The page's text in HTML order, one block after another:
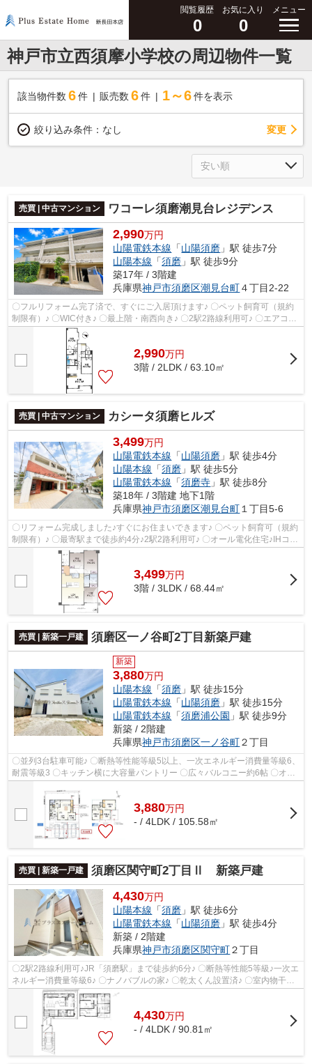
閲覧履歴
0
お気に入り
0
メニュー
神戸市立西須摩小学校の周辺物件一覧
該当物件数 6件 販売数 6 件 1～6 件を表示
絞り込み条件： なし 変更
売買 | 中古マンション ワコーレ須磨潮見台レジデンス
2,990万円
山陽電鉄本線 「山陽須磨 」駅 徒歩7分
山陽本線 「須磨 」駅 徒歩9分
築17年 / 3階建
兵庫県神戸市須磨区潮見台町４丁目2-22
〇フルリフォーム完了済で、すぐにご入居頂けます♪ 〇ペット飼育可（規約
制限有）♪ 〇WIC付き♪ 〇最上階・南西向き♪ 〇2駅2路線利用可♪ 〇エアコン
2,990万円
3階 / 2LDK / 63.10㎡
売買 | 中古マンション カシータ須磨ヒルズ
3,499万円
山陽電鉄本線 「山陽須磨 」駅 徒歩4分
山陽本線 「須磨 」駅 徒歩5分
山陽電鉄本線 「須磨寺 」駅 徒歩8分
築18年 / 3階建 地下1階
兵庫県神戸市須磨区潮見台町 １丁目5-6
〇リフォーム完成しました♪すぐにお住まいできます♪ 〇ペット飼育可（規約
制限有）♪ 〇最寄駅まで徒歩約4分♪2駅2路利用可♪ 〇オール電化住宅♪IHコン
ロでお掃除も楽々です♪ 〇閑静な住...
3,499万円
3階 / 3LDK / 68.44㎡
売買 | 新築一戸建 須磨区一ノ谷町2丁目新築戸建
新築
3,880万円
山陽本線 「須磨 」駅 徒歩15分
山陽電鉄本線 「山陽須磨 」駅 徒歩15分
山陽電鉄本線 「須磨浦公園 」駅 徒歩9分
新築 / 2階建
兵庫県神戸市須磨区一ノ谷町２丁目
〇並列3台駐車可能♪ 〇断熱等性能等級5以上、一次エネルギー消費量等級6、
耐震等級3 〇キッチン横に大容量パントリー 〇広々バルコニー約6帖 〇オー
3,880万円
- / 4LDK / 105.58㎡
売買 | 新築一戸建 須磨区関守町2丁目Ⅱ 新築戸建
4,430万円
山陽本線 「須磨 」駅 徒歩6分
山陽電鉄本線 「山陽須磨 」駅 徒歩4分
新築 / 2階建
兵庫県神戸市須磨区関守町２丁目
〇2駅2路線利用可♪JR「須磨駅」まで徒歩約6分♪ 〇断熱等性能5等級♪一次エ
ネルギー消費量等級6♪ 〇ナノバブルの家♪ 〇乾太くん設置済♪ 〇室内物干し
ホスクリーン採用♪
4,430万円
- / 4LDK / 90.81㎡